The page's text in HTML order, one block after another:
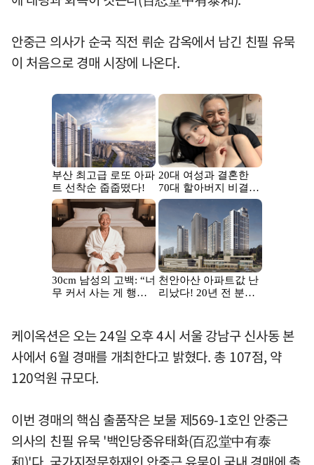
안중근 의사가 순국 직전 뤼순 감옥에서 남긴 친필 유묵
이 처음으로 경매 시장에 나온다.
케이옥션은 오는 24일 오후 4시 서울 강남구 신사동 본
사에서 6월 경매를 개최한다고 밝혔다. 총 107점, 약
120억원 규모다.
이번 경매의 핵심 출품작은 보물 제569-1호인 안중근
의사의 친필 유묵 '백인당중유태화(百忍堂中有泰